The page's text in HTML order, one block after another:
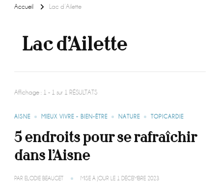
Accueil Lac d’Ailette
Lac d’Ailette
Affichage : 1 - 1 sur 1 RÉSULTATS
AISNE MIEUX VIVRE - BIEN-ÊTRE NATURE TOPICARDIE
5 endroits pour se rafraîchir
dans l’Aisne
PAR ELODIE BEAUGET MISE À JOUR LE 1 DÉCEMBRE 2023